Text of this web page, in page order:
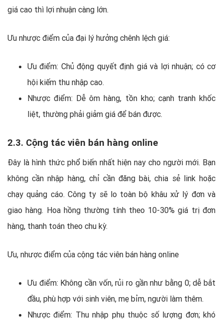
giá cao thì lợi nhuận càng lớn.
Ưu nhược điểm của đại lý hưởng chênh lệch giá:
Ưu điểm: Chủ động quyết định giá và lợi nhuận; có cơ
hội kiếm thu nhập cao.
Nhược điểm: Dễ ôm hàng, tồn kho; cạnh tranh khốc
liệt, thường phải giảm giá để bán được.
2.3. Cộng tác viên bán hàng online
Đây là hình thức phổ biến nhất hiện nay cho người mới. Bạn
không cần nhập hàng, chỉ cần đăng bài, chia sẻ link hoặc
chạy quảng cáo. Công ty sẽ lo toàn bộ khâu xử lý đơn và
giao hàng. Hoa hồng thường tính theo 10-30% giá trị đơn
hàng, thanh toán theo chu kỳ.
Ưu, nhược điểm của cộng tác viên bán hàng online
Ưu điểm: Không cần vốn, rủi ro gần như bằng 0; dễ bắt
đầu, phù hợp với sinh viên, mẹ bỉm, người làm thêm.
Nhược điểm: Thu nhập phụ thuộc số lượng đơn; khó